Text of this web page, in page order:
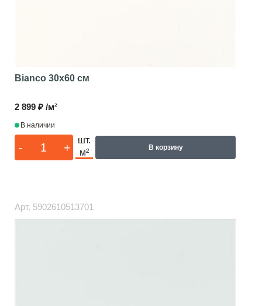
Bianco 30x60 см
2 899 ₽ /м²
В наличии
- +
шт.
м²
В корзину
Арт. 5902610513701